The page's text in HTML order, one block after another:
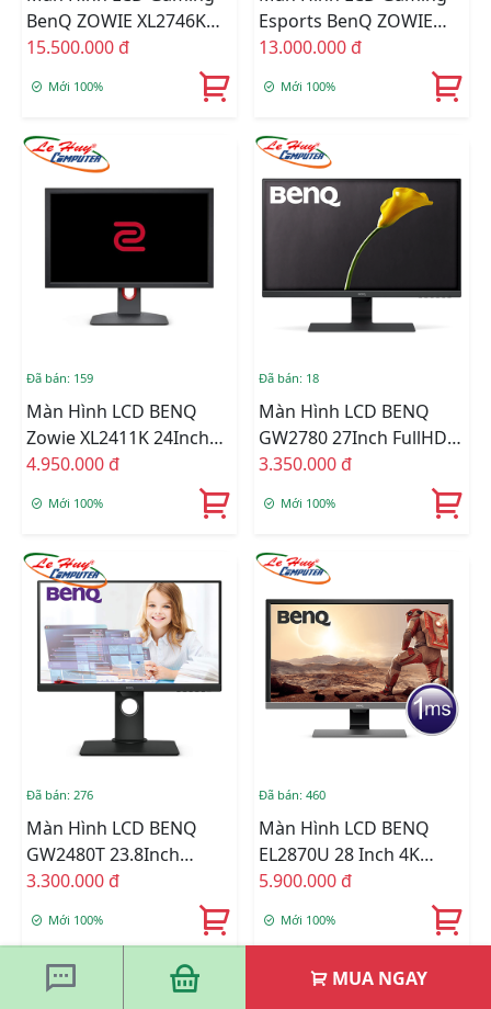
MUA NGAY
BenQ ZOWIE XL2746K
27inch FullHD 240Hz TN
15.500.000 đ
Mới 100%
Esports BenQ ZOWIE
XL2546K 24.5inch FullHD
13.000.000 đ
Mới 100%
Đã bán: 159
Màn Hình LCD BENQ
Zowie XL2411K 24Inch
FullHD 144Hz TN 1ms
4.950.000 đ
Mới 100%
Đã bán: 18
Màn Hình LCD BENQ
GW2780 27Inch FullHD
60Hz 5ms IPS Tích Hợp
3.350.000 đ
Mới 100%
Đã bán: 276
Màn Hình LCD BENQ
GW2480T 23.8Inch
FullHD 60Hz 5ms IPS Loa
3.300.000 đ
Mới 100%
Đã bán: 460
Màn Hình LCD BENQ
EL2870U 28 Inch 4K
(3840 X 2160) 1ms 60Hz
5.900.000 đ
Mới 100%